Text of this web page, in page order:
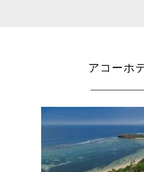
アコーホ